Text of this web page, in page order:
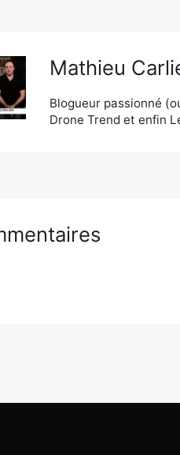
Mathieu
Blogueur passionné
Drone Trend et enfin